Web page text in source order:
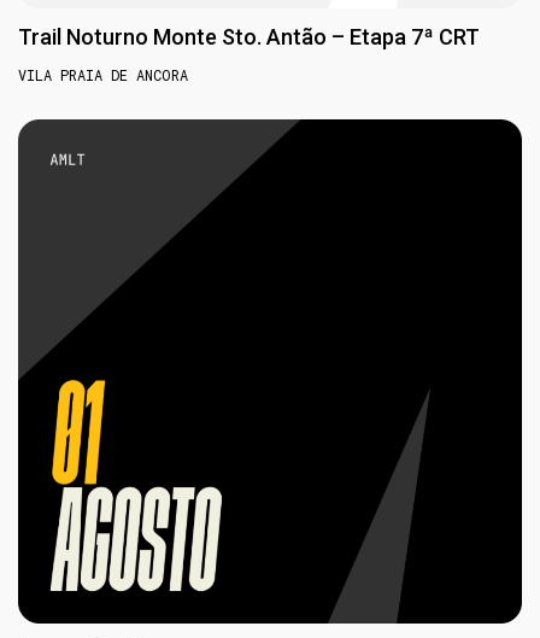
Trail Noturno Monte Sto. Antão – Etapa 7ª CRT
VILA PRAIA DE ANCORA